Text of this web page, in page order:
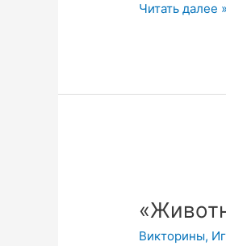
Читать далее »
Викторины,
моря»